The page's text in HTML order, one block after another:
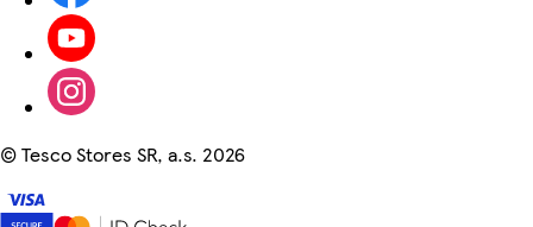
©Tesco Stores SR, a.s. 2026